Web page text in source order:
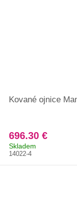
Kované ojnice
696.30 €
Skladem
14022-4